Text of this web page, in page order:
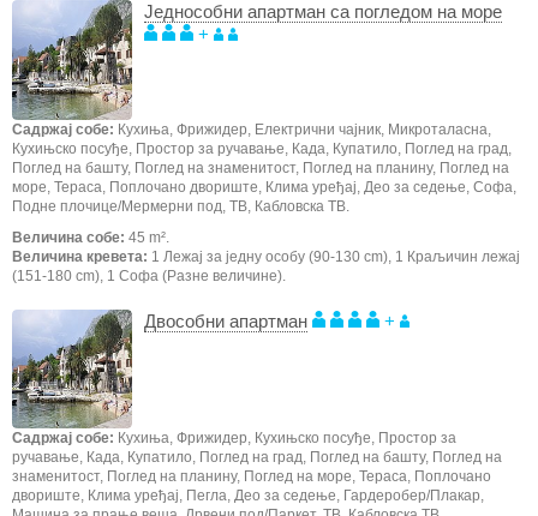
Једнособни апартман са погледом на море
+
Садржај собе: Кухиња, Фрижидер, Електрични чајник, Микроталасна,
Кухињско посуђе, Простор за ручавање, Када, Купатило, Поглед на град,
Поглед на башту, Поглед на знаменитост, Поглед на планину, Поглед на
море, Тераса, Поплочано двориште, Клима уређај, Део за седење, Софа,
Подне плочице/Мермерни под, ТВ, Кабловска ТВ.
Величина собе: 45 m².
Величина кревета: 1 Лежај за једну особу (90-130 cm), 1 Краљичин лежај
(151-180 cm), 1 Софа (Разне величине).
Двособни апартман +
Садржај собе: Кухиња, Фрижидер, Кухињско посуђе, Простор за
ручавање, Када, Купатило, Поглед на град, Поглед на башту, Поглед на
знаменитост, Поглед на планину, Поглед на море, Тераса, Поплочано
двориште, Клима уређај, Пегла, Део за седење, Гардеробер/Плакар,